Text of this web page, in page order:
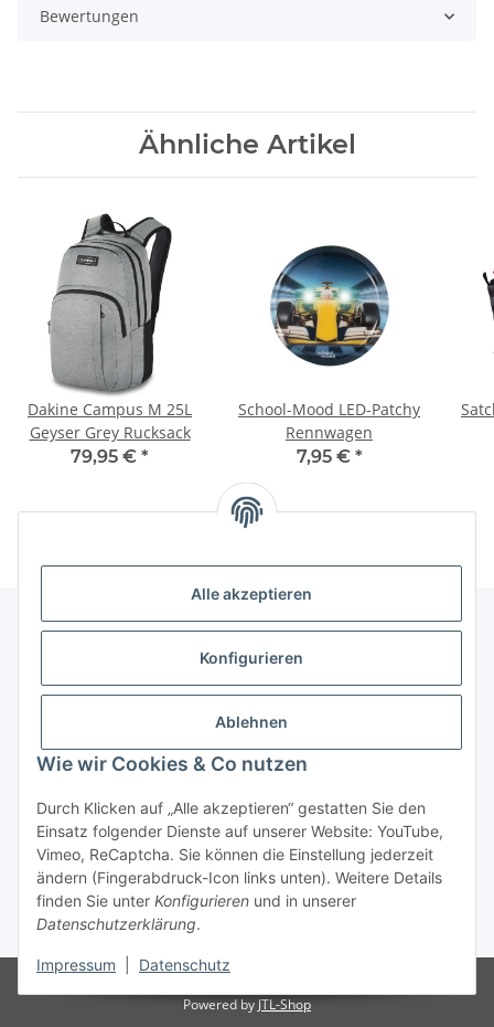
Alle akzeptieren
Konfigurieren
Ablehnen
Wie wir Cookies & Co nutzen
Durch Klicken auf „Alle akzeptieren“ gestatten Sie den
Einsatz folgender Dienste auf unserer Website: YouTube,
Vimeo, ReCaptcha. Sie können die Einstellung jederzeit
ändern (Fingerabdruck-Icon links unten). Weitere Details
finden Sie unter Konfigurieren und in unserer
Datenschutzerklärung.
Impressum Datenschutz
Bewertungen
Ähnliche Artikel
Dakine Campus M 25L
Geyser Grey Rucksack
79,95 € *
School-Mood LED-Patchy
Rennwagen
7,95 € *
Gesetzliche Informationen
Vertrag widerrufen
* Alle Preise inkl. gesetzlicher USt., zzgl.
Powered by JTL-Shop